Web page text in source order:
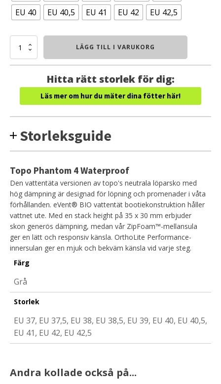
EU 40
EU 40,5 EU 41 EU 42 EU 42,5
Topo
4
LÄGG TILL I VARUKORG
Hitta rätt storlek för dig:
Läs mer om hur du mäter dina fötter här!
Storleksguide
Topo Phantom 4 Waterproof
Den vattentäta versionen av topo's neutrala löparsko med
hög dämpning är designad för löpning och promenader i våta
förhållanden. eVent® BIO vattentät bootiekonstruktion håller
vattnet ute. Med en stack height på 35 x 30 mm erbjuder
skon generös dämpning, medan vår ZipFoam™-mellansula
ger en lätt och responsiv känsla. OrthoLite Performance-
innersulan ger en mjuk och bekväm känsla vid varje steg.
Färg
Grå
Storlek
EU 37, EU 37,5, EU 38, EU 38,5, EU 39, EU 40, EU 40,5,
EU 41, EU 42, EU 42,5
Andra kollade också på...